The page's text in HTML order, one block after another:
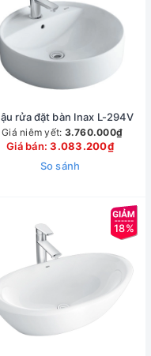
rửa đặt bàn Inax L-294V
Giá niêm yết: 3.760.000₫
Giá bán:3.083.200₫
So sánh
18%